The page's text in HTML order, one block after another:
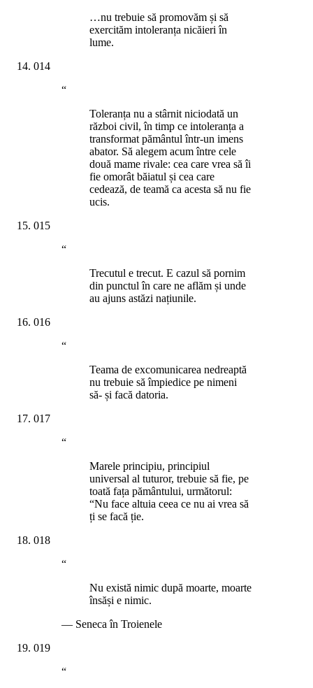
…nu trebuie să promovăm și să
exercităm intoleranța nicăieri în
lume.
014
“
Toleranța nu a stârnit niciodată un
război civil, în timp ce intoleranța a
transformat pământul într-un imens
abator. Să alegem acum între cele
două mame rivale: cea care vrea să îi
fie omorât băiatul și cea care
cedează, de teamă ca acesta să nu fie
ucis.
015
“
Trecutul e trecut. E cazul să pornim
din punctul în care ne aflăm și unde
au ajuns astăzi națiunile.
016
“
Teama de excomunicarea nedreaptă
nu trebuie să împiedice pe nimeni
să- și facă datoria.
017
“
Marele principiu, principiul
universal al tuturor, trebuie să fie, pe
toată fața pământului, următorul:
“Nu face altuia ceea ce nu ai vrea să
ți se facă ție.
018
“
Nu există nimic după moarte, moarte
însăși e nimic.
— Seneca în Troienele
019
“